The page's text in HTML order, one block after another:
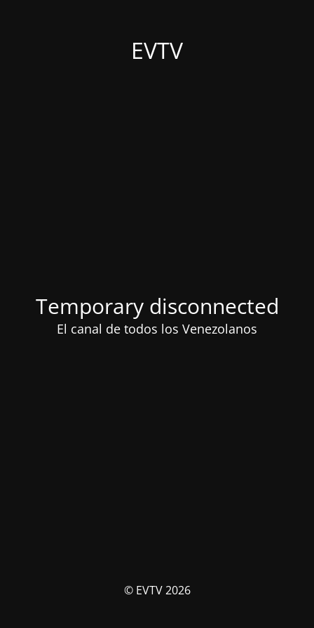
EVTV
Temporary disconnected
El canal de todos los Venezolanos
© EVTV 2026